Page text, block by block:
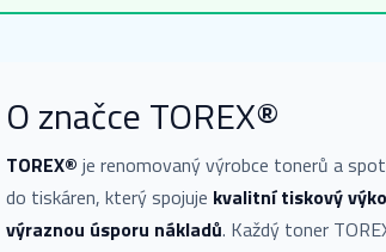
O značce TOREX®
TOREX® je renomovaný výrobce tonerů a
do tiskáren, který spojuje kvalitní tiskový
výraznou úsporu nákladů. Každý toner